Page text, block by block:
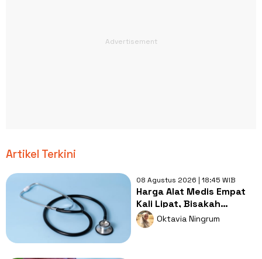
Artikel Terkini
08 Agustus 2026 | 18:45 WIB
Harga Alat Medis Empat
Kali Lipat, Bisakah
Layanan Kesehatan
Tetap Murah?
Oktavia Ningrum